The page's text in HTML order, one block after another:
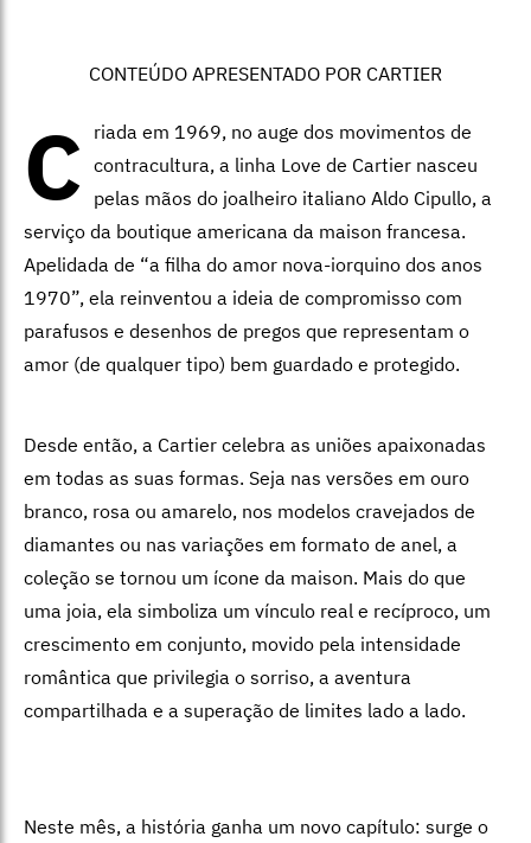
CONTEÚDO APRESENTADO POR CARTIER
C
riada em 1969, no auge dos movimentos de
contracultura, a linha Love de Cartier nasceu
pelas mãos do joalheiro italiano Aldo Cipullo, a
serviço da boutique americana da maison francesa.
Apelidada de “a filha do amor nova-iorquino dos anos
1970”, ela reinventou a ideia de compromisso com
parafusos e desenhos de pregos que representam o
amor (de qualquer tipo) bem guardado e protegido.
Desde então, a Cartier celebra as uniões apaixonadas
em todas as suas formas. Seja nas versões em ouro
branco, rosa ou amarelo, nos modelos cravejados de
diamantes ou nas variações em formato de anel, a
coleção se tornou um ícone da maison. Mais do que
uma joia, ela simboliza um vínculo real e recíproco, um
crescimento em conjunto, movido pela intensidade
romântica que privilegia o sorriso, a aventura
compartilhada e a superação de limites lado a lado.
Neste mês, a história ganha um novo capítulo: surge o